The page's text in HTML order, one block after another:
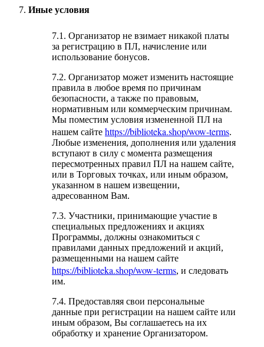
Иные условия
7.1. Организатор не взимает никакой платы
за регистрацию в ПЛ, начисление или
использование бонусов.
7.2. Организатор может изменить настоящие
правила в любое время по причинам
безопасности, а также по правовым,
нормативным или коммерческим причинам.
Мы поместим условия измененной ПЛ на
нашем сайте https://biblioteka.shop/wow-terms.
Любые изменения, дополнения или удаления
вступают в силу с момента размещения
пересмотренных правил ПЛ на нашем сайте,
или в Торговых точках, или иным образом,
указанном в нашем извещении,
адресованном Вам.
7.3. Участники, принимающие участие в
специальных предложениях и акциях
Программы, должны ознакомиться с
правилами данных предложений и акций,
размещенными на нашем сайте
https://biblioteka.shop/wow-terms, и следовать
им.
7.4. Предоставляя свои персональные
данные при регистрации на нашем сайте или
иным образом, Вы соглашаетесь на их
обработку и хранение Организатором.